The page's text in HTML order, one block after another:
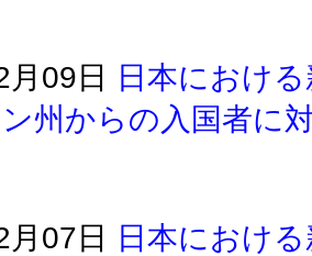
09日
日本におけ
州からの入国者に
07日
日本におけ